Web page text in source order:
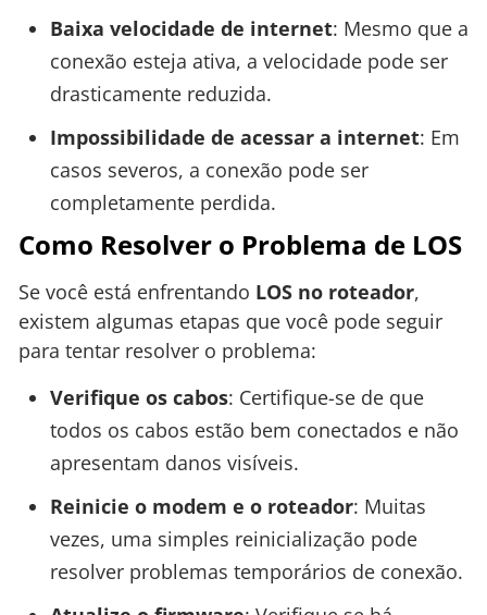
Baixa velocidade de internet: Mesmo que a
conexão esteja ativa, a velocidade pode ser
drasticamente reduzida.
Impossibilidade de acessar a internet: Em
casos severos, a conexão pode ser
completamente perdida.
Como Resolver o Problema de LOS
Se você está enfrentando LOS no roteador,
existem algumas etapas que você pode seguir
para tentar resolver o problema:
Verifique os cabos: Certifique-se de que
todos os cabos estão bem conectados e não
apresentam danos visíveis.
Reinicie o modem e o roteador: Muitas
vezes, uma simples reinicialização pode
resolver problemas temporários de conexão.